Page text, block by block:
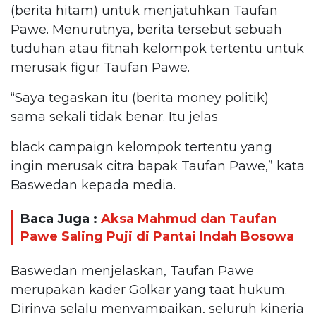
(berita hitam) untuk menjatuhkan Taufan
Pawe. Menurutnya, berita tersebut sebuah
tuduhan atau fitnah kelompok tertentu untuk
merusak figur Taufan Pawe.
“Saya tegaskan itu (berita money politik)
sama sekali tidak benar. Itu jelas
black campaign kelompok tertentu yang
ingin merusak citra bapak Taufan Pawe,” kata
Baswedan kepada media.
Baca Juga : Aksa Mahmud dan Taufan
Pawe Saling Puji di Pantai Indah Bosowa
Baswedan menjelaskan, Taufan Pawe
merupakan kader Golkar yang taat hukum.
Dirinya selalu menyampaikan, seluruh kinerja